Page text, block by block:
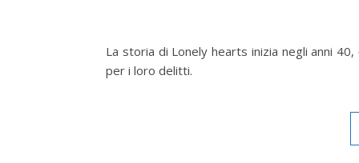
La storia di Lonely hearts inizia negli anni
per i loro delitti.